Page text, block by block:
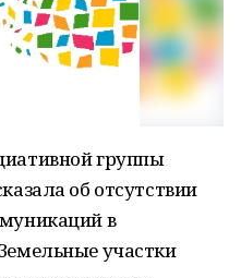
группы
об отсутствии
в
участки